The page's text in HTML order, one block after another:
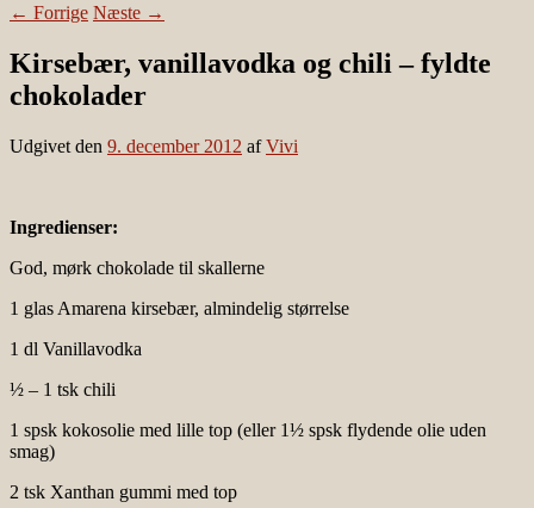
← Forrige Næste →
Kirsebær, vanillavodka og chili – fyldte
chokolader
Udgivet den 9. december 2012 afVivi
Ingredienser:
God, mørk chokolade til skallerne
1 glas Amarena kirsebær, almindelig størrelse
1 dl Vanillavodka
½ – 1 tsk chili
1 spsk kokosolie med lille top (eller 1½ spsk flydende olie uden
smag)
2 tsk Xanthan gummi med top